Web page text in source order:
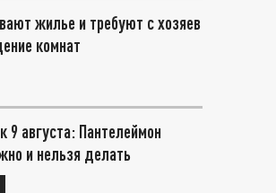
жилье и требуют с хозяев
комнат
9 августа: Пантелеймон
и нельзя делать